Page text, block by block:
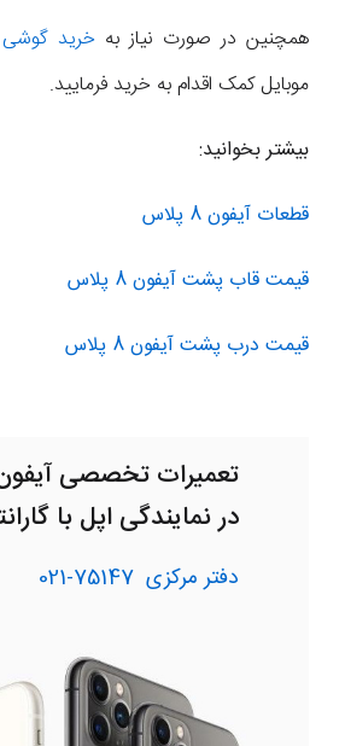
همچنین در صورت نیاز به خرید گوشی
موبایل کمک اقدام به خرید فرمایید.
بیشتر بخوانید:
قطعات آیفون 8 پلاس
قیمت قاب پشت آیفون 8 پلاس
قیمت درب پشت آیفون 8 پلاس
تعمیرات تخصصی
در نمایندگی اپل با
دفتر مرکزی 75147-021